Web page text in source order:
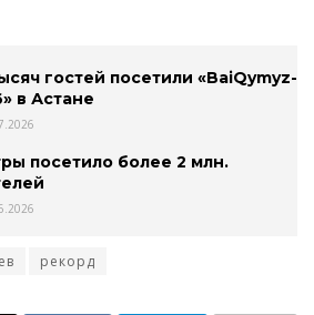
гостей посетили «BaiQymyz-
в Астане
посетило более 2 млн.
рекорд